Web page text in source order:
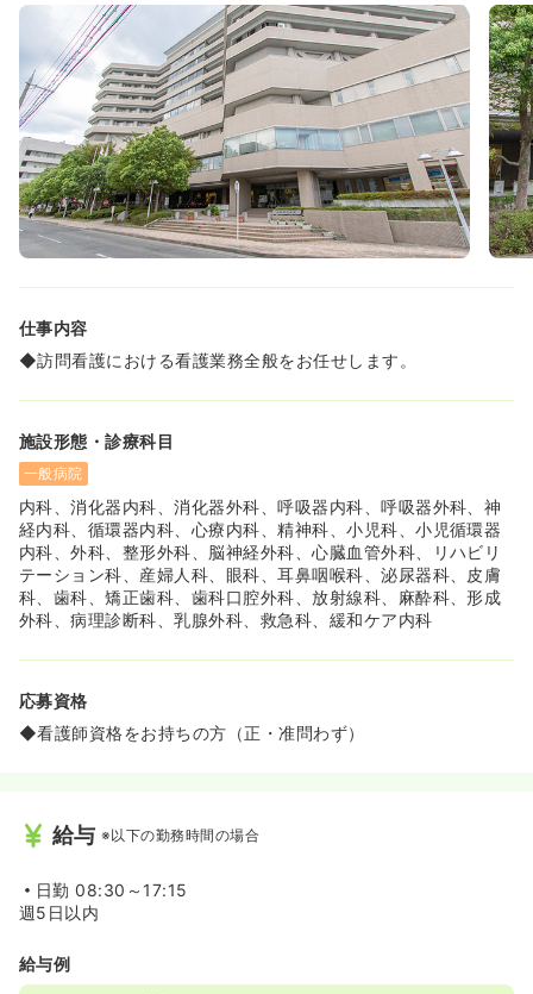
仕事内容
◆訪問看護における看護業務全般をお任せします。
施設形態・診療科目
一般病院
内科、消化器内科、消化器外科、呼吸器内科、呼吸器外科、神
経内科、循環器内科、心療内科、精神科、小児科、小児循環器
内科、外科、整形外科、脳神経外科、心臓血管外科、リハビリ
テーション科、産婦人科、眼科、耳鼻咽喉科、泌尿器科、皮膚
科、歯科、矯正歯科、歯科口腔外科、放射線科、麻酔科、形成
外科、病理診断科、乳腺外科、救急科、緩和ケア内科
応募資格
◆看護師資格をお持ちの方（正・准問わず）
給与 ※以下の勤務時間の場合
日勤 08:30～17:15
週5日以内
給与例